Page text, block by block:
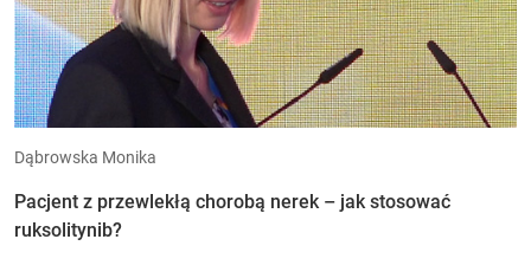
Dąbrowska Monika
Pacjent z przewlekłą chorobą nerek – jak stosować
ruksolitynib?